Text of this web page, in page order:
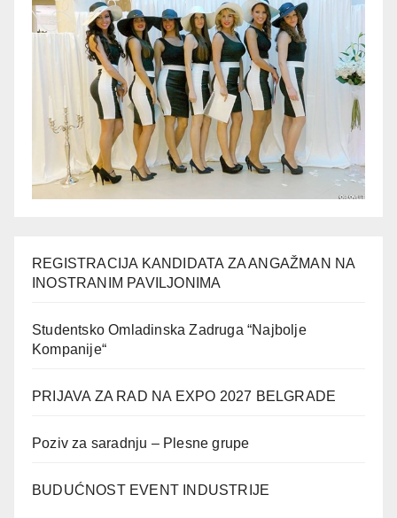
REGISTRACIJA KANDIDATA ZA ANGAŽMAN NA
INOSTRANIM PAVILJONIMA
Studentsko Omladinska Zadruga “Najbolje
Kompanije“
PRIJAVA ZA RAD NA EXPO 2027 BELGRADE
Poziv za saradnju – Plesne grupe
BUDUĆNOST EVENT INDUSTRIJE